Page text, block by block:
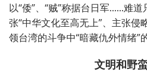
以“倭”、“贼”称据台日军......难
张“中华文化至高无上”、主张侵
领台湾的斗争中“暗藏仇外情绪”
文明和野